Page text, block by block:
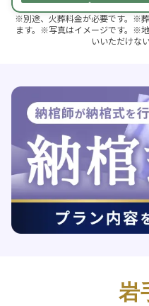
※別途、火葬料金が必要です。※
ます。※写真はイメージです。※
いいただけな
岩